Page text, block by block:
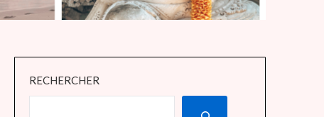
RECHERCHER